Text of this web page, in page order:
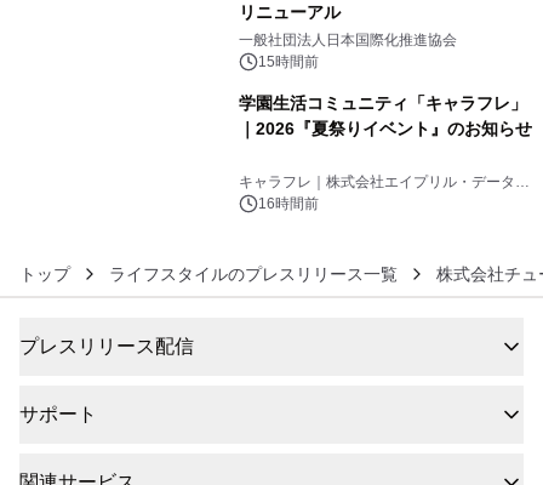
リニューアル
一般社団法人日本国際化推進協会
15時間前
学園生活コミュニティ「キャラフレ」
｜2026『夏祭りイベント』のお知らせ
キャラフレ｜株式会社エイプリル・データ・
デザインズ
16時間前
トップ ライフスタイルのプレスリリース一覧 株式会社チ
プレスリリース配信
サポート